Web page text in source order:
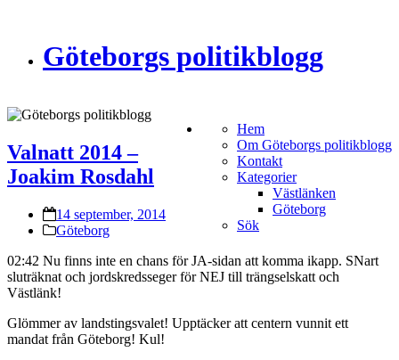
Göteborgs politikblogg
Hem
Om Göteborgs politikblogg
Kontakt
Kategorier
Västlänken
Göteborg
Sök
Valnatt 2014 –
Joakim Rosdahl
14 september, 2014
Göteborg
02:42 Nu finns inte en chans för JA-sidan att komma ikapp. SNart
sluträknat och jordskredsseger för NEJ till trängselskatt och
Västlänk!
Glömmer av landstingsvalet! Upptäcker att centern vunnit ett
mandat från Göteborg! Kul!